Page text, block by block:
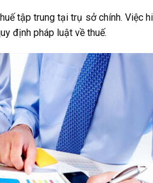
tập trung tại trụ sở chính. Việc
định pháp luật về thuế.